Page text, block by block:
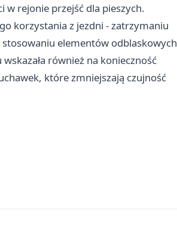
w rejonie przejść dla pieszych.
korzystania z jezdni - zatrzymaniu
elementów odblaskowych
również na konieczność
które zmniejszają czujność